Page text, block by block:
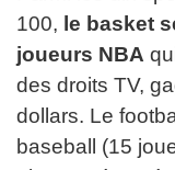
100, le basket
joueurs NBA
des droits TV,
dollars. Le
baseball (15